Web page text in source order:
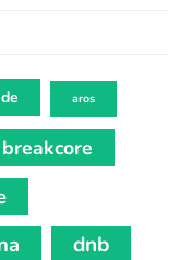
aros
breakcore
dnb